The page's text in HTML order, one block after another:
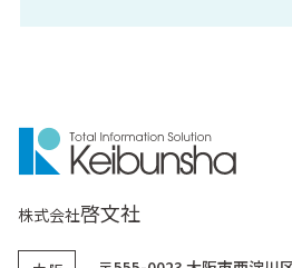
株式会社啓文社